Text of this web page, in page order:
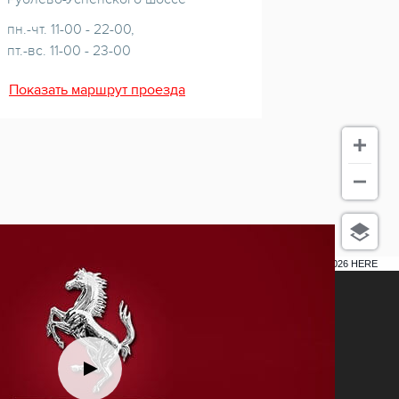
пн.-чт. 11-00 - 22-00,
пт.-вс. 11-00 - 23-00
Показать маршрут проезда
© 1987–2026 HERE